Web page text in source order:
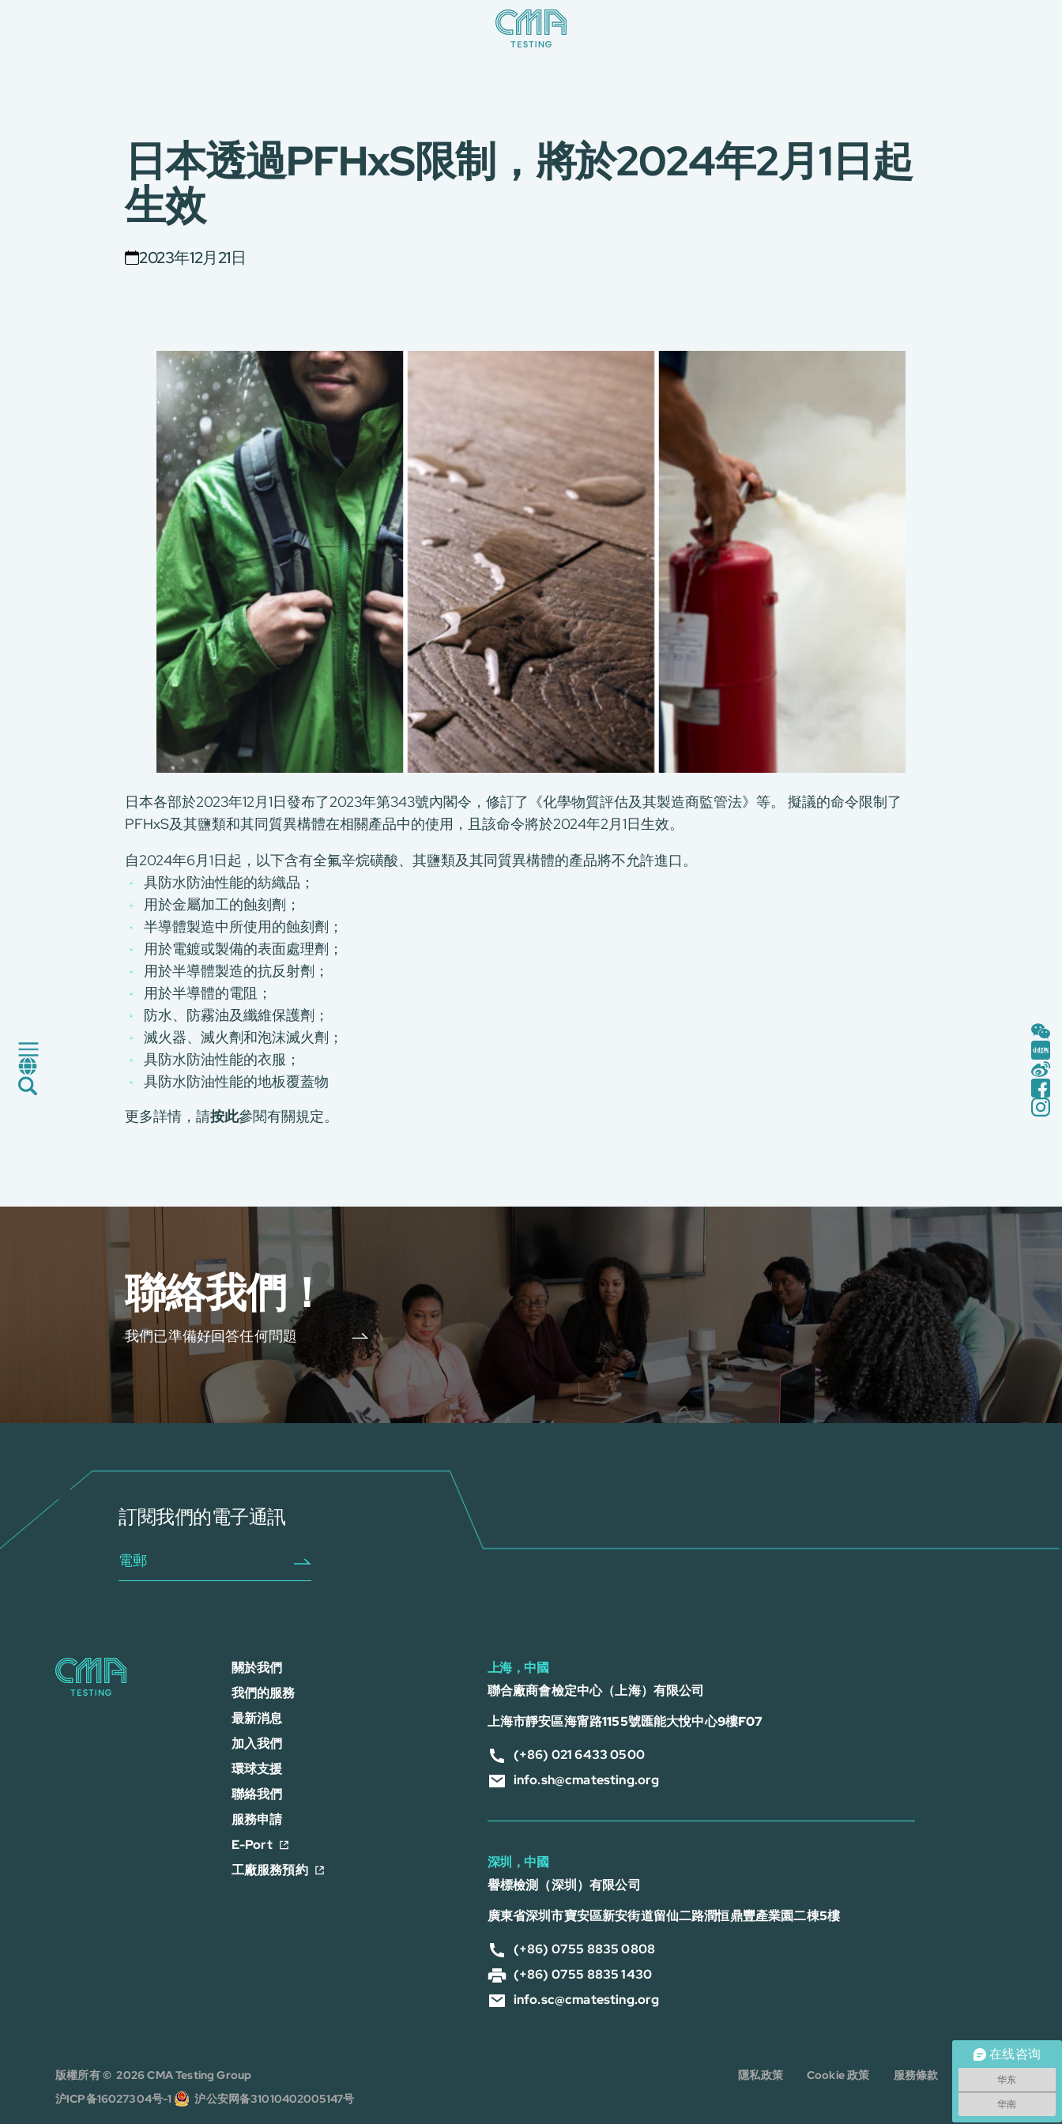
消費品測試
綠色環保服務
認證與評價服務
工廠服務預約
日本透過PFHxS限制，將於2024年2月1日起
生效
2023年12月21日
日本各部於2023年12月1日發布了2023年第343號內閣令，修訂了《化學物質評估及其製造商監管法》等。 擬議的命令限制了
PFHxS及其鹽類和其同質異構體在相關產品中的使用，且該命令將於2024年2月1日生效。
自2024年6月1日起，以下含有全氟辛烷磺酸、其鹽類及其同質異構體的產品將不允許進口。
具防水防油性能的紡織品；
用於金屬加工的蝕刻劑；
半導體製造中所使用的蝕刻劑；
用於電鍍或製備的表面處理劑；
用於半導體製造的抗反射劑；
用於半導體的電阻；
防水、防霧油及纖維保護劑；
滅火器、滅火劑和泡沫滅火劑；
具防水防油性能的衣服；
具防水防油性能的地板覆蓋物
更多詳情，請按此參閱有關規定。
聯絡我們！
我們已準備好回答任何問題
訂閱我們的電子通訊
關於我們
我們的服務
最新消息
加入我們
環球支援
聯絡我們
服務申請
E-Port
工廠服務預約
上海，中國
聯合廠商會檢定中心（上海）有限公司
上海市靜安區海甯路1155號匯能大悅中心9樓F07
(+86) 021 6433 0500
info.sh@cmatesting.org
深圳，中國
譽標檢測（深圳）有限公司
廣東省深圳市寶安區新安街道留仙二路潤恒鼎豐產業園二棟5樓
(+86) 0755 8835 0808
(+86) 0755 8835 1430
info.sc@cmatesting.org
版權所有 © 2026 CMA Testing Group
沪ICP备16027304号-1
沪公安网备31010402005147号
隱私政策 Cookie 政策 服務條款 免責聲明
在线咨询
华东
华南